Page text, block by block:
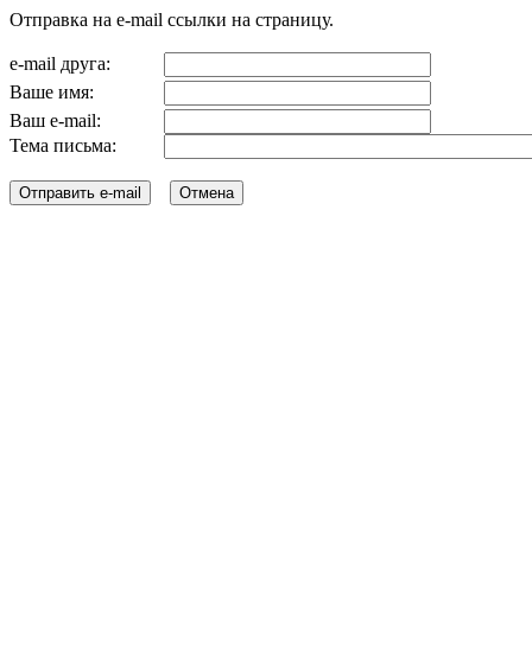
Отправка на e-mail ссылки на страницу.
e-mail друга:
Ваше имя:
Ваш e-mail:
Тема письма: